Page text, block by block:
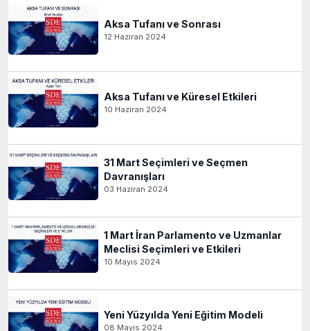
Aksa Tufanı ve Sonrası
12 Haziran 2024
Aksa Tufanı ve Küresel Etkileri
10 Haziran 2024
31 Mart Seçimleri ve Seçmen
Davranışları
03 Haziran 2024
1 Mart İran Parlamento ve Uzmanlar
Meclisi Seçimleri ve Etkileri
10 Mayıs 2024
Yeni Yüzyılda Yeni Eğitim Modeli
08 Mayıs 2024